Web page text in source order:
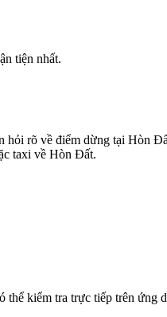
tiện nhất.
hỏi rõ về điểm dừng tại Hòn
taxi về Hòn Đất.
thể kiểm tra trực tiếp trên ứng